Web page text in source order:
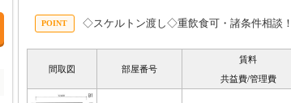
◇スケルトン渡し◇重飲食可・諸条件相談
間取図 部屋番号
賃料
共益費/管理費